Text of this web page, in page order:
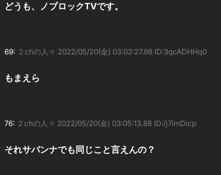
どうも、ノブロックTVです。
69: ２chの人々 2022/05/20(金) 03:02:27.98 ID:3qcADHHq0
もまえら
76: ２chの人々 2022/05/20(金) 03:05:13.88 ID:/j7imDicp
それサバンナでも同じこと言えんの？